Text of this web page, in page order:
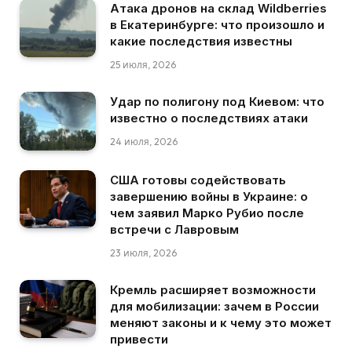
Атака дронов на склад Wildberries
в Екатеринбурге: что произошло и
какие последствия известны
25 июля, 2026
Удар по полигону под Киевом: что
известно о последствиях атаки
24 июля, 2026
США готовы содействовать
завершению войны в Украине: о
чем заявил Марко Рубио после
встречи с Лавровым
23 июля, 2026
Кремль расширяет возможности
для мобилизации: зачем в России
меняют законы и к чему это может
привести